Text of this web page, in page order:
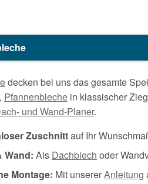
decken bei uns das gesamte
Pfannenbleche in klassischer
und Wand-Planer.
Zuschnittauf Ihr
Wand: Als Dachblech oder
Montage: Mit unsererAnleitung